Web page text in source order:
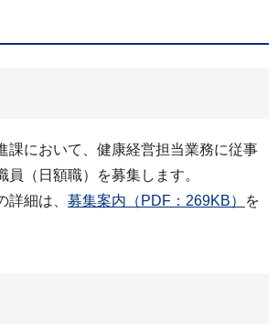
課において、健康経営担当業務に従事
員（日額職）を募集します。
詳細は、 募集案内（PDF：269KB）
を